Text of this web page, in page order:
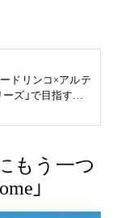
ードリンコ×アルテ
ズ」で目指す未
もう一つ
」